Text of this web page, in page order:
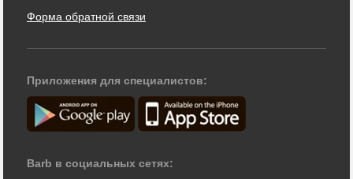
Форма обратной связи
Приложения для специалистов:
Barb в социальных сетях: